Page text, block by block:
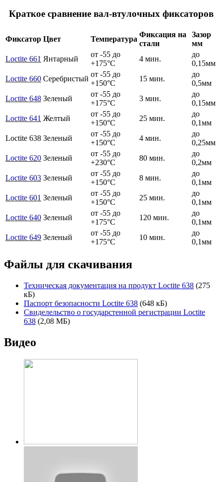
Краткое сравнение вал-втулочных фиксаторов
Фиксатор Цвет Температура
Фиксация на
стали
Зазор
мм
Loctite 661 Янтарный
от -55 до
+175°C
4 мин.
до
0,15мм
Loctite 660 Серебристый
от -55 до
+150°C
15 мин.
до
0,5мм
Loctite 648 Зеленый
от -55 до
+175°C
3 мин.
до
0,15мм
Loctite 641 Желтый
от -55 до
+150°C
25 мин.
до
0,1мм
Loctite 638 Зеленый
от -55 до
+150°C
4 мин.
до
0,25мм
Loctite 620 Зеленый
от -55 до
+230°C
80 мин.
до
0,2мм
Loctite 603 Зеленый
от -55 до
+150°C
8 мин.
до
0,1мм
Loctite 601 Зеленый
от -55 до
+150°C
25 мин.
до
0,1мм
Loctite 640 Зеленый
от -55 до
+175°C
120 мин.
до
0,1мм
Loctite 649 Зеленый
от -55 до
+175°C
10 мин.
до
0,1мм
Файлы для скачивания
Техническая документация на продукт Loctite 638 (275
кБ)
Паспорт безопасности Loctite 638 (648 кБ)
Свиделельство о государстенной регистрации Loctite
638 (2,08 МБ)
Видео